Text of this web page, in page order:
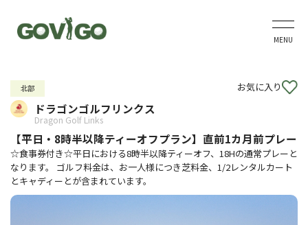
MENU
北部 お気に入り
ドラゴンゴルフリンクス
Dragon Golf Links
【平日・8時半以降ティーオフプラン】直前1カ月前プレー
☆食事券付き☆平日における8時半以降ティーオフ、18Hの通常プレーと
なります。 ゴルフ料金は、お一人様につき芝料金、1/2レンタルカート
とキャディーとが含まれています。